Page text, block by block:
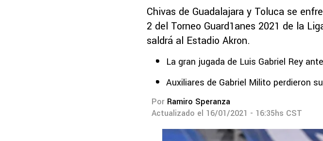
Chivas de Guadalajara y Toluca se
2 del Torneo Guard1anes 2021 de la
saldrá al Estadio Akron.
La gran jugada de Luis Gabriel Rey
Auxiliares de Gabriel Milito perdieron
Por Ramiro Speranza
Actualizado el 16/01/2021 - 16:35hs CST